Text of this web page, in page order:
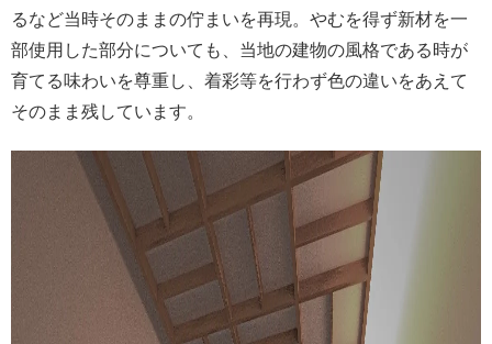
るなど当時そのままの佇まいを再現。やむを得ず新材を一
部使用した部分についても、当地の建物の風格である時が
育てる味わいを尊重し、着彩等を行わず色の違いをあえて
そのまま残しています。